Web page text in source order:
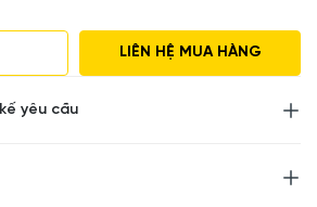
yêu cầu.
Da
theo yêu cầu
LIÊN HỆ MUA HÀNG
yêu cầu